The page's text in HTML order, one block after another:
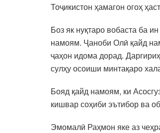
Тоҷикистон ҳамагон огоҳ
Боз як нуқтаро вобаста ба
намоям. Ҷаноби Олӣ қайд
ҷаҳон идома дорад.
сулҳу осоиши минтақаро
Бояд қайд намоям, ки
кишвар соҳиби эътибор ва
Эмомалӣ Раҳмон яке аз